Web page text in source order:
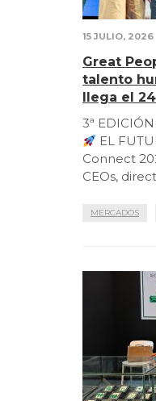
15 JULIO, 2026
Great
talento
llega el
3ª
EL
Connect
CEOs,
MERCADOS